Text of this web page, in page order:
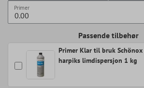
Primer
Passende tilbehør
Primer Klar til bruk
harpiks limdispersjon 1 kg